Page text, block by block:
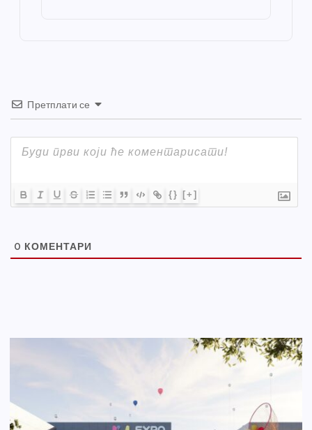
Претплати се
{} [+]
0 КОМЕНТАРИ